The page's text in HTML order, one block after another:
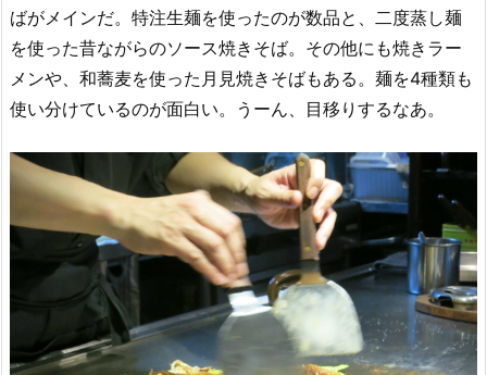
ばがメインだ。特注生麺を使ったのが数品と、二度蒸し麺
を使った昔ながらのソース焼きそば。その他にも焼きラー
メンや、和蕎麦を使った月見焼きそばもある。麺を4種類も
使い分けているのが面白い。うーん、目移りするなあ。